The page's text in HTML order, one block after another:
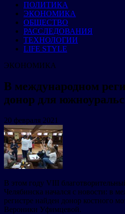
ПОЛИТИКА
ЭКОНОМИКА
ОБЩЕСТВО
РАССЛЕДОВАНИЯ
ТЕХНОЛОГИИ
LIFE STYLE
ЭКОНОМИКА
В международном
донор для
20 февраля 2021
В этом году VIII
Челябинска начался с новости: в
регистре найден донор костного
Вероники Уфимцевой.